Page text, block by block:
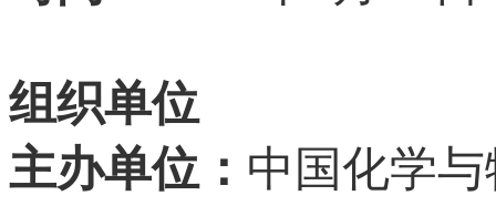
组织单位
主办单位： 中国化学